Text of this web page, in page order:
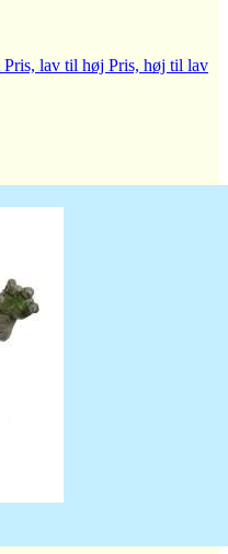
Pris, lav til høj Pris, høj til lav